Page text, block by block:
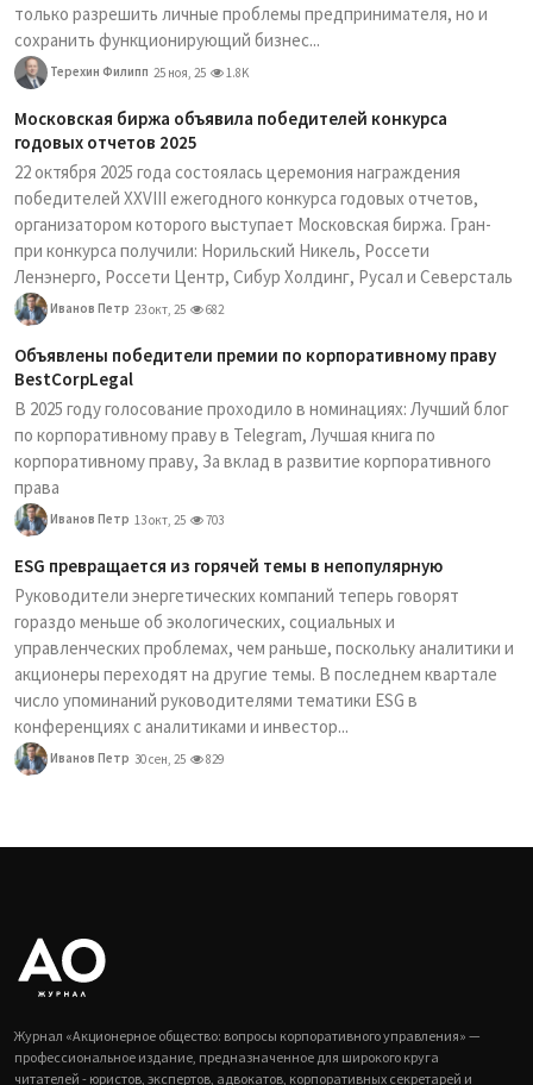
только разрешить личные проблемы предпринимателя, но и
сохранить функционирующий бизнес...
Терехин Филипп 25 ноя, 25 1.8K
Московская биржа объявила победителей конкурса
годовых отчетов 2025
22 октября 2025 года состоялась церемония награждения
победителей XXVIII ежегодного конкурса годовых отчетов,
организатором которого выступает Московская биржа. Гран-
при конкурса получили: Норильский Никель, Россети
Ленэнерго, Россети Центр, Сибур Холдинг, Русал и Северсталь
Иванов Петр 23 окт, 25 682
Объявлены победители премии по корпоративному праву
BestCorpLegal
В 2025 году голосование проходило в номинациях: Лучший блог
по корпоративному праву в Telegram, Лучшая книга по
корпоративному праву, За вклад в развитие корпоративного
права
Иванов Петр 13 окт, 25 703
ESG превращается из горячей темы в непопулярную
Руководители энергетических компаний теперь говорят
гораздо меньше об экологических, социальных и
управленческих проблемах, чем раньше, поскольку аналитики и
акционеры переходят на другие темы. В последнем квартале
число упоминаний руководителями тематики ESG в
конференциях с аналитиками и инвестор...
Иванов Петр 30 сен, 25 829
Журнал «Акционерное общество: вопросы корпоративного управления» —
профессиональное издание, предназначенное для широкого круга
читателей - юристов, экспертов, адвокатов, корпоративных секретарей и